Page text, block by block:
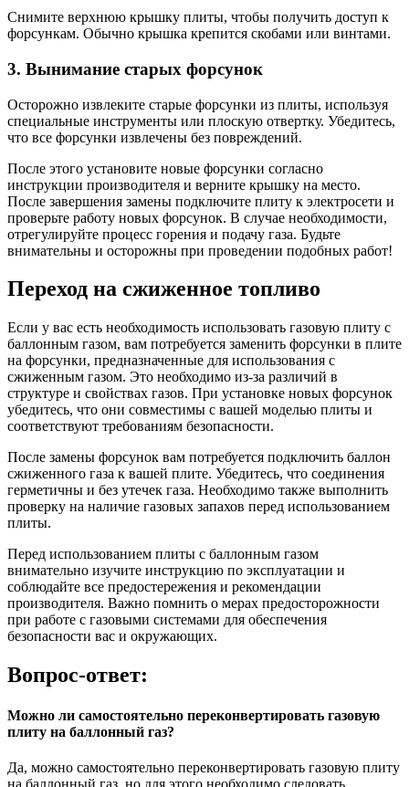
Снимите верхнюю крышку плиты, чтобы получить доступ к
форсункам. Обычно крышка крепится скобами или винтами.
3. Вынимание старых форсунок
Осторожно извлеките старые форсунки из плиты, используя
специальные инструменты или плоскую отвертку. Убедитесь,
что все форсунки извлечены без повреждений.
После этого установите новые форсунки согласно
инструкции производителя и верните крышку на место.
После завершения замены подключите плиту к электросети и
проверьте работу новых форсунок. В случае необходимости,
отрегулируйте процесс горения и подачу газа. Будьте
внимательны и осторожны при проведении подобных работ!
Переход на сжиженное топливо
Если у вас есть необходимость использовать газовую плиту с
баллонным газом, вам потребуется заменить форсунки в плите
на форсунки, предназначенные для использования с
сжиженным газом. Это необходимо из-за различий в
структуре и свойствах газов. При установке новых форсунок
убедитесь, что они совместимы с вашей моделью плиты и
соответствуют требованиям безопасности.
После замены форсунок вам потребуется подключить баллон
сжиженного газа к вашей плите. Убедитесь, что соединения
герметичны и без утечек газа. Необходимо также выполнить
проверку на наличие газовых запахов перед использованием
плиты.
Перед использованием плиты с баллонным газом
внимательно изучите инструкцию по эксплуатации и
соблюдайте все предостережения и рекомендации
производителя. Важно помнить о мерах предосторожности
при работе с газовыми системами для обеспечения
безопасности вас и окружающих.
Вопрос-ответ:
Можно ли самостоятельно переконвертировать газовую
плиту на баллонный газ?
Да, можно самостоятельно переконвертировать газовую плиту
на баллонный газ, но для этого необходимо следовать